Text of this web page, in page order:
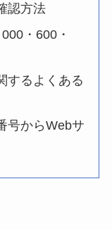
認方法
・600・
するよくある
号からWebサ